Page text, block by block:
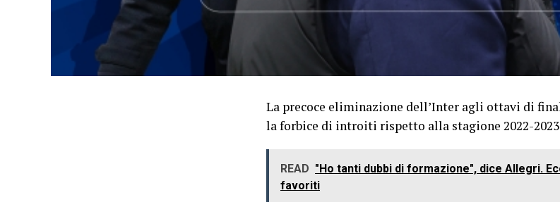
La precoce eliminazione dell’Inter agli ottavi di
la forbice di introiti rispetto alla stagione 2022-
READ "Ho tanti dubbi di formazione", dice Allegri.
favoriti